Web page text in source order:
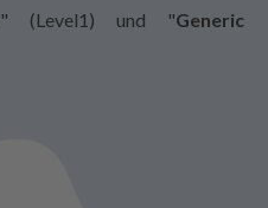
" (Level1) und "Generic